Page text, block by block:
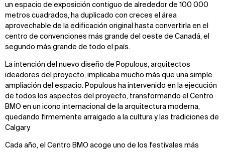
un espacio de exposición contiguo de alrededor de 100 000
metros cuadrados, ha duplicado con creces el área
aprovechable de la edificación original hasta convertirla en el
centro de convenciones más grande del oeste de Canadá, el
segundo más grande de todo el país.
La intención del nuevo diseño de Populous, arquitectos
ideadores del proyecto, implicaba mucho más que una simple
ampliación del espacio. Populous ha intervenido en la ejecución
de todos los aspectos del proyecto, transformando el Centro
BMO en un icono internacional de la arquitectura moderna,
quedando firmemente arraigado a la cultura y las tradiciones de
Calgary.
Cada año, el Centro BMO acoge uno de los festivales más